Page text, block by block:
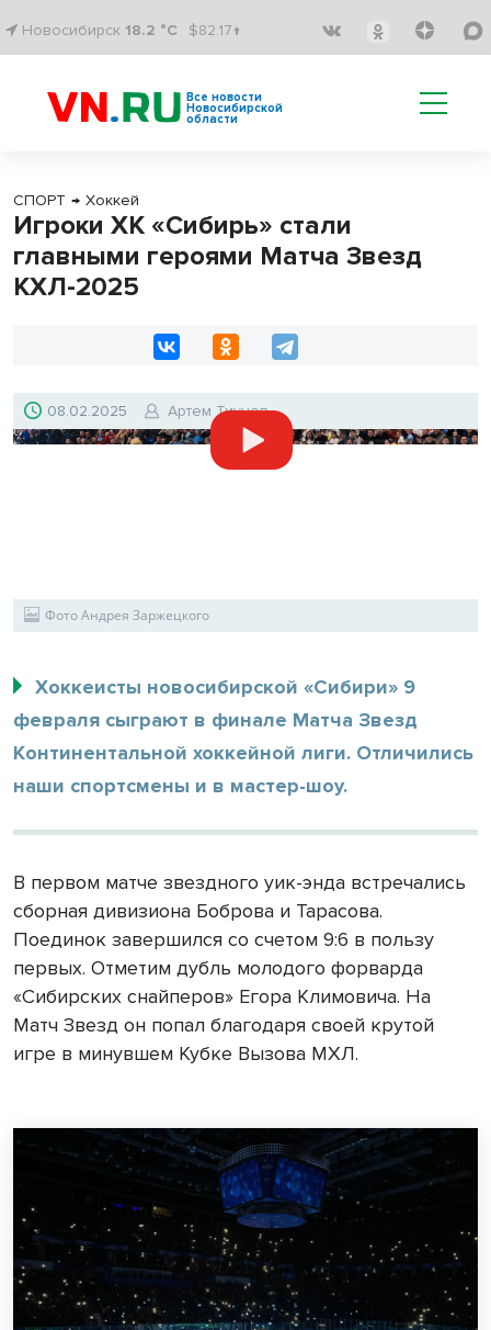
Новосибирск 18.2 °C $82.17↑
Все новости
Новосибирской
области
СПОРТ → Хоккей
Игроки ХК «Сибирь» стали
главными героями Матча Звезд
КХЛ-2025
08.02.2025 Артем Тиунов
Фото Андрея Заржецкого
Хоккеисты новосибирской «Сибири» 9
февраля сыграют в финале Матча Звезд
Континентальной хоккейной лиги. Отличились
наши спортсмены и в мастер-шоу.
В первом матче звездного уик-энда встречались
сборная дивизиона Боброва и Тарасова.
Поединок завершился со счетом 9:6 в пользу
первых. Отметим дубль молодого форварда
«Сибирских снайперов» Егора Климовича. На
Матч Звезд он попал благодаря своей крутой
игре в минувшем Кубке Вызова МХЛ.